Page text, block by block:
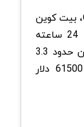
به گفته Cointelegraph Markets Pro، بیت کوین
در اوایل 29 فوریه به بالاترین سطح 24 ساعته
63585 دلار رسید و از آن زمان تاکنون حدود 3.3
درصد کاهش یافته و به کمتر از 61500 دلار